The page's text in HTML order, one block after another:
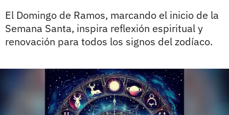
El Domingo de Ramos, marcando el inicio de la
Semana Santa, inspira reflexión espiritual y
renovación para todos los signos del zodíaco.